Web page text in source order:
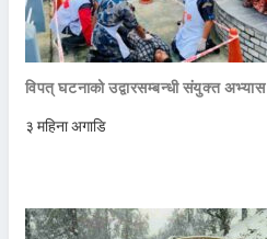
विपत् घटनाको उद्वारसम्बन्धी संयुक्त अभ्यास
३ महिना अगाडि